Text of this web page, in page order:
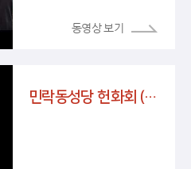
민락동성당 헌화회 (전시회 " 전례를 피우다")